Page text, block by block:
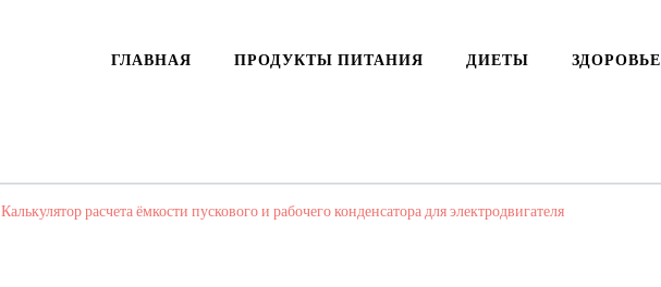
ГЛАВНАЯ ПРОДУКТЫ ПИТАНИЯ ДИЕТЫ ЗДОРОВЬЕ
Калькулятор расчета ёмкости пускового и рабочего конденсатора для электродвигателя